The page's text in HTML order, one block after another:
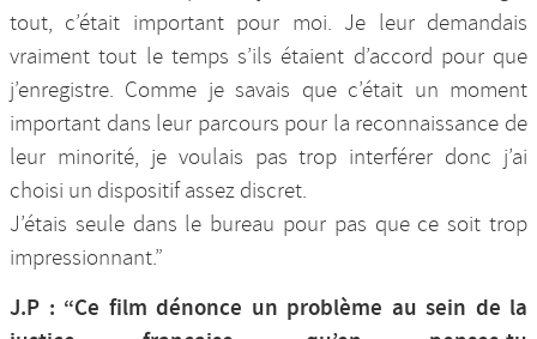
tout, c’était important pour moi. Je leur demandais
vraiment tout le temps s’ils étaient d’accord pour que
j’enregistre. Comme je savais que c’était un moment
important dans leur parcours pour la reconnaissance de
leur minorité, je voulais pas trop interférer donc j’ai
choisi un dispositif assez discret.
J’étais seule dans le bureau pour pas que ce soit trop
impressionnant.”
J.P : “Ce film dénonce un problème au sein de la